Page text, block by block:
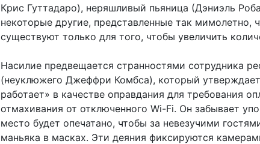
Крис Гуттадаро), неряшливый пьяница (Дэниэль
некоторые другие, представленные так мимолетно,
существуют только для того, чтобы увеличить
Насилие предвещается странностями сотрудника
(неуклюжего Джеффри Комбса), который
работает» в качестве оправдания для требования
отмахивания от отключенного Wi-Fi. Он забывает
место будет опечатано, чтобы за невезучими
маньяка в масках. Эти деяния фиксируются